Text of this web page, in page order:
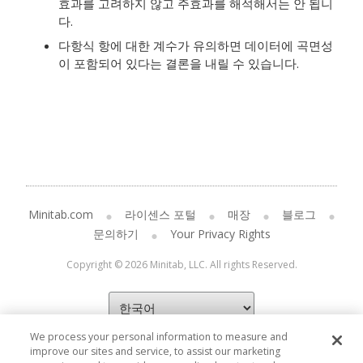
효과를 고려하지 않고 주효과를 해석해서는 안 됩니
다.
다항식 항에 대한 계수가 유의하면 데이터에 곡면성
이 포함되어 있다는 결론을 내릴 수 있습니다.
Minitab.com 라이센스 포털 매장
블로그
문의하기
Your Privacy Rights
Copyright © 2026 Minitab, LLC. All rights Reserved.
We process your personal information to measure and
improve our sites and service, to assist our marketing